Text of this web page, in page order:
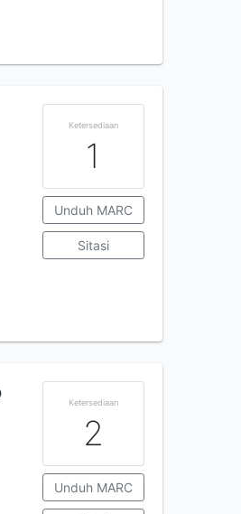
Ketersediaan
1
Unduh MARC
Sitasi
Ketersediaan
2
Unduh MARC